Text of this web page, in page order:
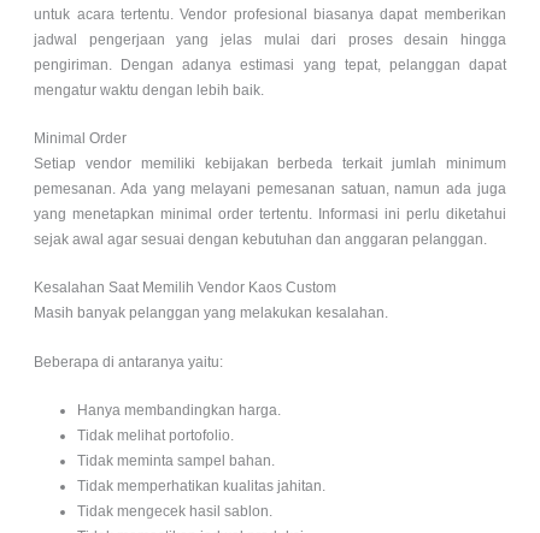
untuk acara tertentu. Vendor profesional biasanya dapat memberikan
jadwal pengerjaan yang jelas mulai dari proses desain hingga
pengiriman. Dengan adanya estimasi yang tepat, pelanggan dapat
mengatur waktu dengan lebih baik.
Minimal Order
Setiap vendor memiliki kebijakan berbeda terkait jumlah minimum
pemesanan. Ada yang melayani pemesanan satuan, namun ada juga
yang menetapkan minimal order tertentu. Informasi ini perlu diketahui
sejak awal agar sesuai dengan kebutuhan dan anggaran pelanggan.
Kesalahan Saat Memilih Vendor Kaos Custom
Masih banyak pelanggan yang melakukan kesalahan.
Beberapa di antaranya yaitu:
Hanya membandingkan harga.
Tidak melihat portofolio.
Tidak meminta sampel bahan.
Tidak memperhatikan kualitas jahitan.
Tidak mengecek hasil sablon.